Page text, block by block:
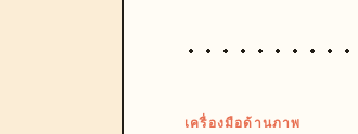
เครื่องมือด้านภาพ